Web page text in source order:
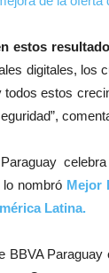
estos
digitales, los
todos estos
nombró Mejor
Latina.
BBVA